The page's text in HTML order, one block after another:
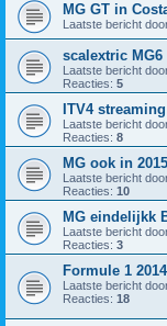
MG GT in
Laatste bericht
scalextric MG6
Laatste bericht
Reacties: 5
ITV4
Laatste bericht
Reacties: 8
MG ook in
Laatste bericht
Reacties: 10
MG eindelijkk
Laatste bericht
Reacties: 3
Formule 1 2014
Laatste bericht
Reacties: 18